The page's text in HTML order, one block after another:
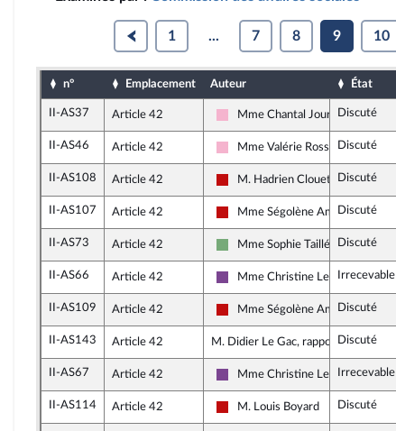
1 ... 7 8 9 10
n° Emplacement Auteur État
II-AS37 Article 42
Socialistes et apparentés
Mme Chantal JourdanDiscuté
II-AS46 Article 42
Socialistes et apparentés
Mme Valérie Rossi Discuté
II-AS108 Article 42
La France insoumise - Nouveau
M. Hadrien Clouet Discuté
II-AS107 Article 42
La France insoumise - Nouveau
Mme Ségolène AmiotDiscuté
II-AS73 Article 42
Écologiste et Social
Mme Sophie Taillé-Polian
Discuté
II-AS66 Article 42
Ensemble pour la République
Mme Christine Le Nabour
II-AS109 Article 42
La France insoumise - Nouveau
Mme Ségolène AmiotDiscuté
II-AS143 Article 42 M. Didier Le Gac, rapporteurDiscuté
II-AS67 Article 42
Ensemble pour la République
Mme Christine Le Nabour
II-AS114 Article 42
La France insoumise - Nouveau
M. Louis Boyard Discuté